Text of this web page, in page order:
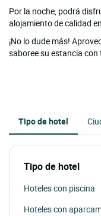
Por la noche, podrá
alojamiento de calidad
¡No lo dude más!
saboree su estancia
Tipo de hotel
Tipo de hotel
Hoteles con piscina
Hoteles con